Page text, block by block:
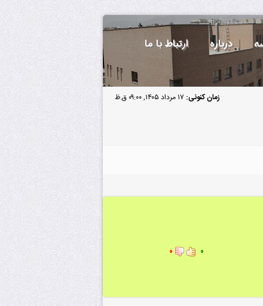
درباره ارتباط با ما
زمان کنونی: ۱۷ مرداد ۱۴۰۵, ۰۹:۰۰ ق.ظ
۰ ۰